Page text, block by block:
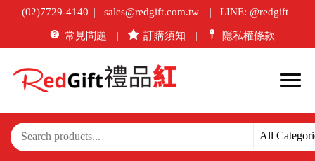
(02)7729-4140 sales@redgift.com.tw LINE: @redgift
常見問題 訂購須知 隱私權條款